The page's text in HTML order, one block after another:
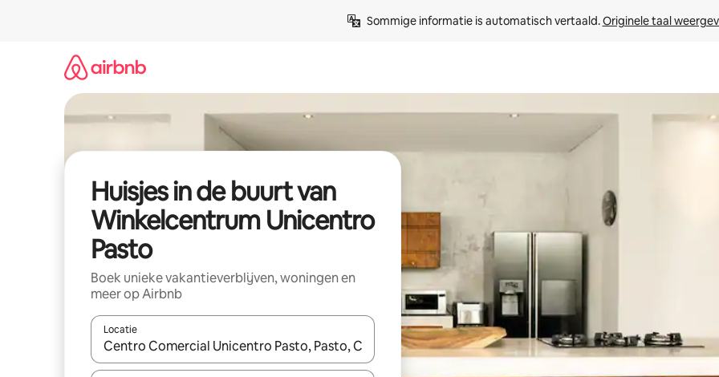
Sommige informatie is automatisch vertaald. Originele taal
Huisjes in de buurt van
Winkelcentrum Unicentro
Pasto
Boek unieke vakantieverblijven, woningen en
meer op Airbnb
Locatie
Wanneer er suggesties beschikbaar zijn, maak je een keuze met je de pijltjestoetsen omhoog en omlaag, óf door te